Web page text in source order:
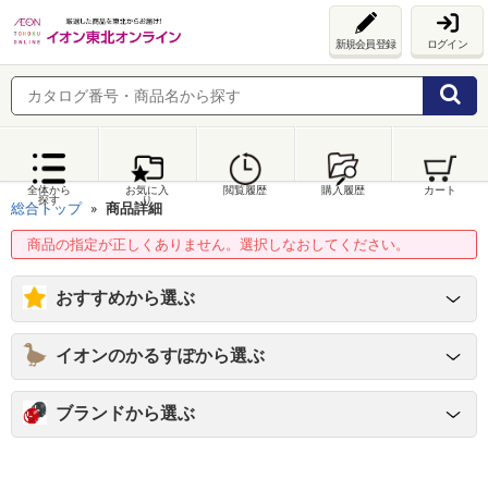
新規会員登録 ログイン
全体から
探す
お気に入
り
閲覧履歴 購入履歴 カート
総合トップ 商品詳細
商品の指定が正しくありません。選択しなおしてください。
おすすめから選ぶ
イオンのかるすぽから選ぶ
ブランドから選ぶ